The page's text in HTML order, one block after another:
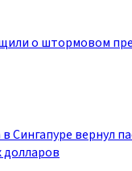
о штормовом
Сингапуре вернул
долларов